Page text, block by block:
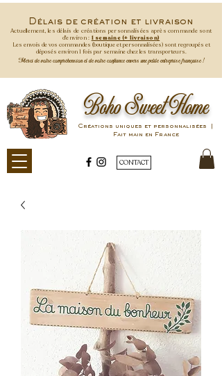
Délais de création et livraison
Actuellement, les délais de créations personnalisées après commande sont
d'environ : 1 semaine (+ livraison)
Les envois de vos commandes (boutique et personnalisées) sont regroupés et
déposés environ 1 fois par semainechez les transporteurs.
Merci de votre compréhension et de votre confiance envers une petite entreprise française !
Boho Sweet Home
Créations uniques et personnalisées |
Fait main en France
CONTACT